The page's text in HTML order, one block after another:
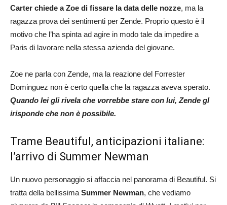
Carter chiede a Zoe di fissare la data delle nozze, ma la
ragazza prova dei sentimenti per Zende. Proprio questo è il
motivo che l’ha spinta ad agire in modo tale da impedire a
Paris di lavorare nella stessa azienda del giovane.
Zoe ne parla con Zende, ma la reazione del Forrester
Dominguez non è certo quella che la ragazza aveva sperato.
Quando lei gli rivela che vorrebbe stare con lui, Zende gl
irisponde che non è possibile.
Trame Beautiful, anticipazioni italiane:
l’arrivo di Summer Newman
Un nuovo personaggio si affaccia nel panorama di Beautiful. Si
tratta della bellissima Summer Newman, che vediamo